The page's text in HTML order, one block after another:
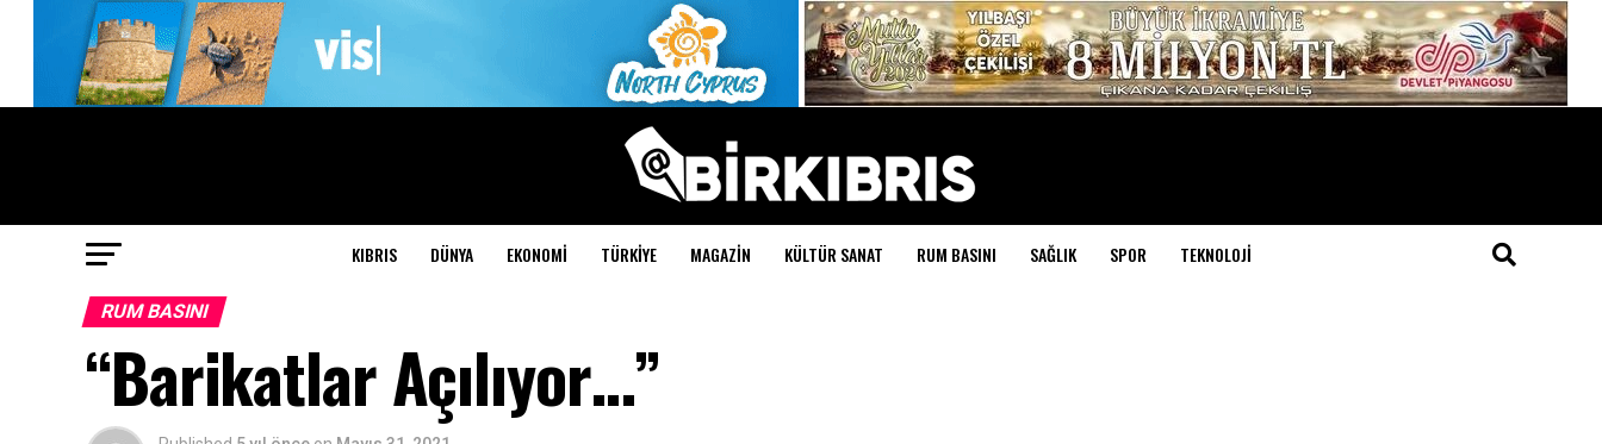
KIBRIS DÜNYA EKONOMI TÜRKIYE MAGAZIN KÜLTÜR SANAT RUM BASINI SAĞLIK SPOR TEKNOLOJI
RUM BASINI
“Barikatlar Açılıyor…”